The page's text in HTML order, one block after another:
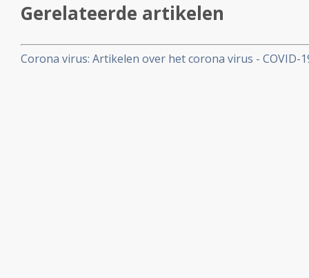
Gerelateerde artikelen
Corona virus: Artikelen over het corona virus - COVID-